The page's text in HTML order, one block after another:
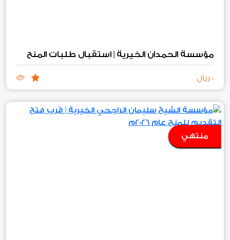
مؤسسة الحمدان الخيرية | استقبال طلبات المنح
0 ريال
منتهي